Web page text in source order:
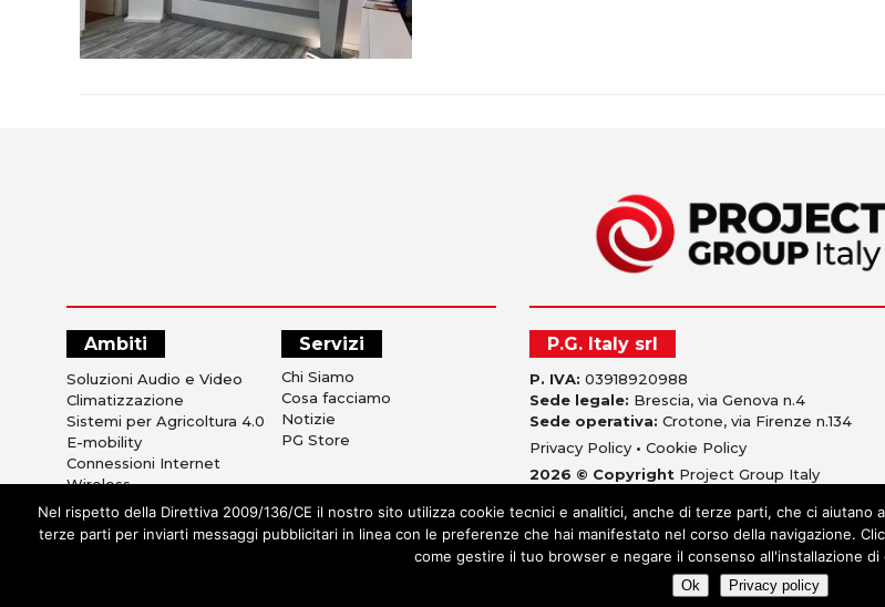
Ambiti
Soluzioni Audio e Video
Climatizzazione
Sistemi per Agricoltura 4.0
E-mobility
Connessioni Internet
Wireless
Sistemi di Ricezione TV
Sicurezza e Anti Intrusione
Soluzioni Alberghiere
Servizi
Chi Siamo
Cosa facciamo
Notizie
PG Store
P.G. Italy srl
P. IVA: 03918920988
Sede legale: Brescia, via Genova n.4
Sede operativa: Crotone, via Firenze n.134
Privacy Policy• Cookie Policy
2026 © Copyright Project Group Italy
Nel rispetto della Direttiva 2009/136/CE il nostro sito utilizza cookie tecnici e analitici, anche di terze parti, che ci
terze parti per inviarti messaggi pubblicitari in linea con le preferenze che hai manifestato nel corso della navigazione.
come gestire il tuo browser e negare il consenso all'installazione di
Ok Privacy policy